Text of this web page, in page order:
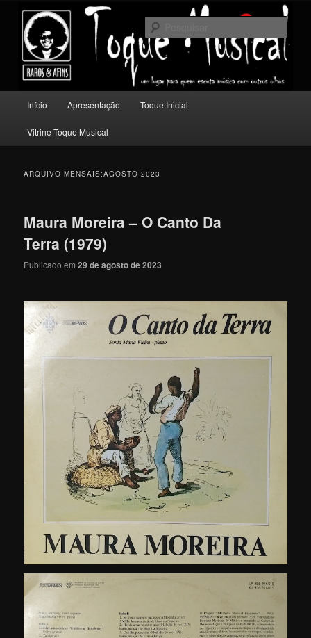
conteúdo
principal
conteúdo
secundário
Toque Musical
Um lugar para quem escuta música com outros olhos.
principal
Início Apresentação Toque Inicial
Vitrine Toque Musical
ARQUIVO MENSAIS:AGOSTO 2023
Maura Moreira – O Canto Da
Terra (1979)
Publicado em29 de agosto de 2023